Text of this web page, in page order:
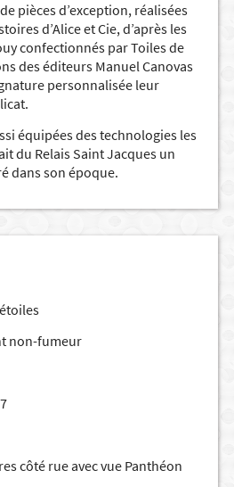
pièces d’exception, réalisées
d’Alice et Cie, d’après les
confectionnés par Toiles de
des éditeurs Manuel Canovas
personnalisée leur
équipées des technologies les
du Relais Saint Jacques un
dans son époque.
non-fumeur
côté rue avec vue Panthéon